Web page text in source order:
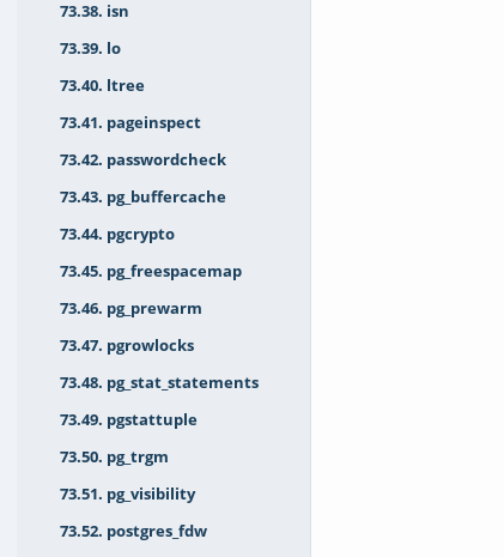
73.38. isn
73.39. lo
73.40. ltree
73.41. pageinspect
73.42. passwordcheck
73.43. pg_buffercache
73.44. pgcrypto
73.45. pg_freespacemap
73.46. pg_prewarm
73.47. pgrowlocks
73.48. pg_stat_statements
73.49. pgstattuple
73.50. pg_trgm
73.51. pg_visibility
73.52. postgres_fdw